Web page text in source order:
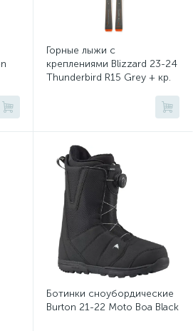
Горные лыжи с
креплениями Blizzard 23-24
Thunderbird R15 Grey + кр.
Ботинки сноубордические
Burton 21-22 Moto Boa Black